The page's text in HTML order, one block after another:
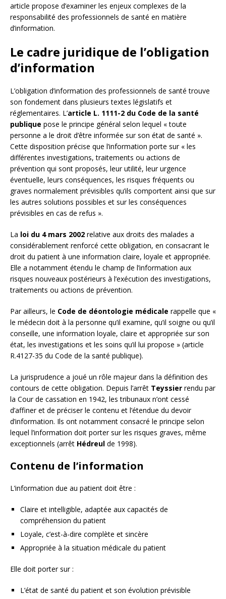
article propose d’examiner les enjeux complexes de la
responsabilité des professionnels de santé en matière
d’information.
Le cadre juridique de l’obligation
d’information
L’obligation d’information des professionnels de santé trouve
son fondement dans plusieurs textes législatifs et
réglementaires. L’article L. 1111-2 du Code de la santé
publique pose le principe général selon lequel « toute
personne a le droit d’être informée sur son état de santé ».
Cette disposition précise que l’information porte sur « les
différentes investigations, traitements ou actions de
prévention qui sont proposés, leur utilité, leur urgence
éventuelle, leurs conséquences, les risques fréquents ou
graves normalement prévisibles qu’ils comportent ainsi que sur
les autres solutions possibles et sur les conséquences
prévisibles en cas de refus ».
La loi du 4 mars 2002 relative aux droits des malades a
considérablement renforcé cette obligation, en consacrant le
droit du patient à une information claire, loyale et appropriée.
Elle a notamment étendu le champ de l’information aux
risques nouveaux postérieurs à l’exécution des investigations,
traitements ou actions de prévention.
Par ailleurs, le Code de déontologie médicale rappelle que «
le médecin doit à la personne qu’il examine, qu’il soigne ou qu’il
conseille, une information loyale, claire et appropriée sur son
état, les investigations et les soins qu’il lui propose » (article
R.4127-35 du Code de la santé publique).
La jurisprudence a joué un rôle majeur dans la définition des
contours de cette obligation. Depuis l’arrêt Teyssier rendu par
la Cour de cassation en 1942, les tribunaux n’ont cessé
d’affiner et de préciser le contenu et l’étendue du devoir
d’information. Ils ont notamment consacré le principe selon
lequel l’information doit porter sur les risques graves, même
exceptionnels (arrêt Hédreul de 1998).
Contenu de l’information
L’information due au patient doit être :
Claire et intelligible, adaptée aux capacités de
compréhension du patient
Loyale, c’est-à-dire complète et sincère
Appropriée à la situation médicale du patient
Elle doit porter sur :
L’état de santé du patient et son évolution prévisible